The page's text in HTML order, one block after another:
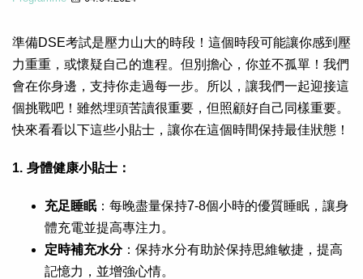
準備DSE考試是壓力山大的時段！這個時段可能讓你感到壓
力重重，或懷疑自己的進程。但別擔心，你並不孤單！我們
會在你身邊，支持你走過每一步。所以，讓我們一起迎接這
個挑戰吧！雖然埋頭苦讀很重要，但照顧好自己同樣重要。
快來看看以下這些小貼士，讓你在這個時間保持最佳狀態！
1. 身體健康小貼士：
充足睡眠：每晚盡量保持7-8個小時的優質睡眠，讓身
體充電並提高專注力。
定時補充水分：保持水分有助於保持思維敏捷，提高
記憶力，並增強心情。